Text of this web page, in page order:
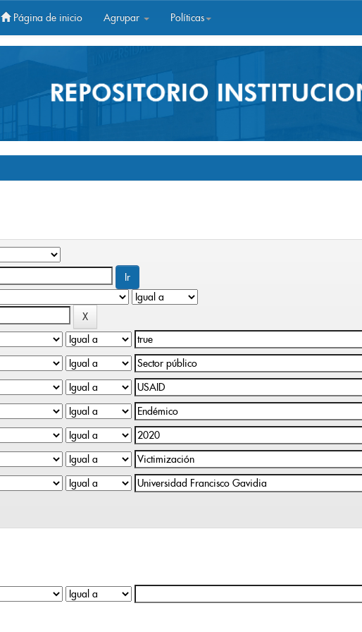
Página de inicio Agrupar Políticas